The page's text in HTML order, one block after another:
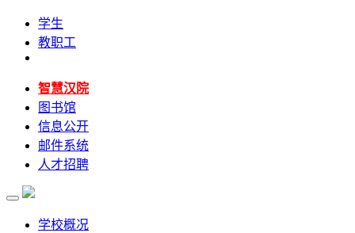
学生
教职工
智慧汉院
图书馆
信息公开
邮件系统
人才招聘
学校概况